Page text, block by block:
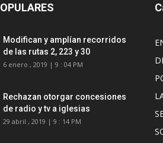
Modifican y amplían recorridos
de las rutas 2, 223 y 30
6 enero , 2019 | 9 : 04 PM
Rechazan otorgar concesiones
de radio y tv a iglesias
29 abril , 2019 | 9 : 14 PM